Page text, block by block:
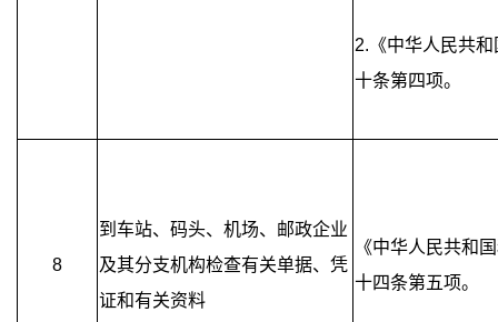
2.《中华人民共
十条第四项。
8
到车站、码头、机场、邮政企业
及其分支机构检查有关单据、凭
证和有关资料
《中华人民共和
十四条第五项。